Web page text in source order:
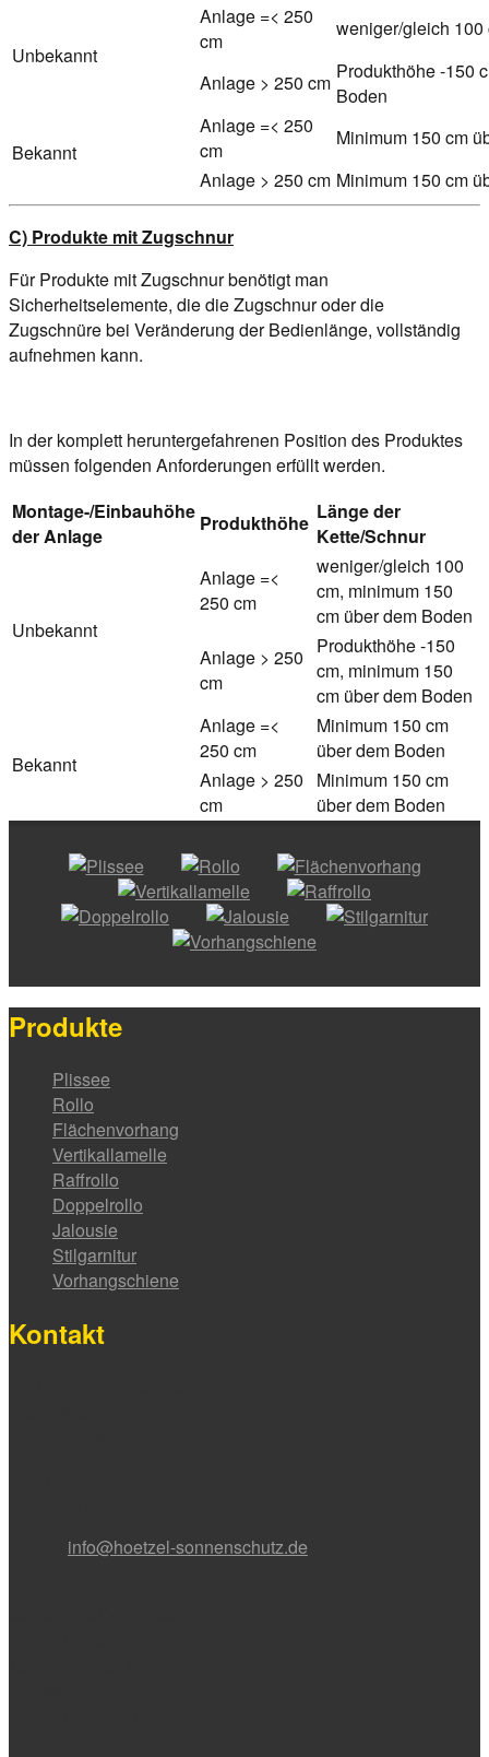
Unbekannt
Anlage =< 250
cm
weniger/gleich 100
Anlage > 250 cm Produkthöhe -150
Boden
Bekannt
Anlage =< 250
cm
Minimum 150 cm
Anlage > 250 cm Minimum 150 cm
C) Produkte mit Zugschnur
Für Produkte mit Zugschnur benötigt man
Sicherheitselemente, die die Zugschnur oder die
Zugschnüre bei Veränderung der Bedienlänge, vollständig
aufnehmen kann.
In der komplett heruntergefahrenen Position des Produktes
müssen folgenden Anforderungen erfüllt werden.
Montage-/Einbauhöhe
der Anlage
Produkthöhe Länge der
Kette/Schnur
Unbekannt
Anlage =<
250 cm
weniger/gleich 100
cm, minimum 150
cm über dem Boden
Anlage > 250
cm
Produkthöhe -150
cm, minimum 150
cm über dem Boden
Bekannt
Anlage =<
250 cm
Minimum 150 cm
über dem Boden
Anlage > 250
cm
Minimum 150 cm
über dem Boden
Produkte
Plissee
Rollo
Flächenvorhang
Vertikallamelle
Raffrollo
Doppelrollo
Jalousie
Stilgarnitur
Vorhangschiene
Kontakt
info@hoetzel-sonnenschutz.de